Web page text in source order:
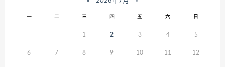
« 2026年7月 »
一 二 三 四 五 六 日
1 2 3 4 5
6 7 8 9 10 11 12